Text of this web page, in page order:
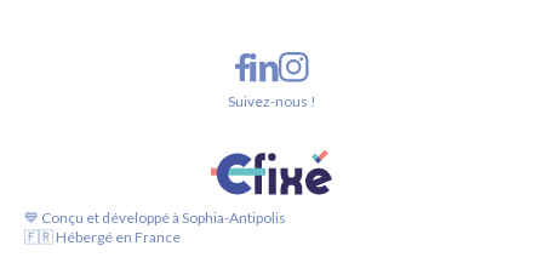
💙 Conçu et développé à Sophia-Antipolis
🇫🇷 Hébergé en France
Suivez-nous !